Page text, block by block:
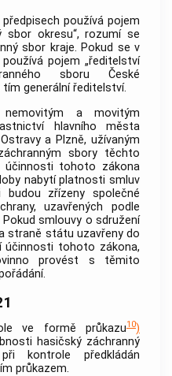
používá pojem
sbor okresu“, rozumí se
sbor kraje. Pokud se v
pojem „ředitelství
sboru České
tím generální ředitelství.
a movitým
hlavního města
a Plzně, užívaným
sbory těchto
tohoto zákona
nabytí platnosti smluv
budou zřízeny společné
uzavřených podle
Pokud smlouvy o sdružení
straně státu uzavřeny do
účinnosti tohoto zákona,
provést s těmito
ve formě průkazu10)
hasičský záchranný
kontrole předkládán
průkazem.